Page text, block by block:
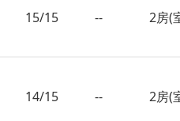
15/15 -- 2房(
14/15 -- 2房(